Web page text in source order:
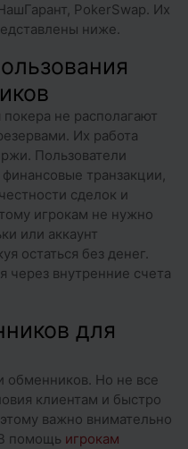
PokerSwap. Их
ниже.
не располагают
Их работа
Пользователи
транзакции,
сделок и
игрокам не нужно
или аккаунт
остаться без денег.
через внутренние счета
для
обменников. Но не все
клиентам и быстро
важно внимательно
помощь игрокам